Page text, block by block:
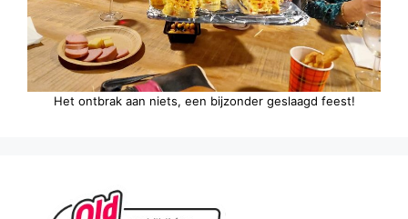
Het ontbrak aan niets, een bijzonder geslaagd feest!